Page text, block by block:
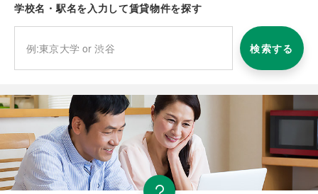
学校名・駅名を入力して賃貸物件を探す
検索する